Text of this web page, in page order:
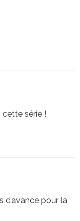
cette série !
d’avance pour la